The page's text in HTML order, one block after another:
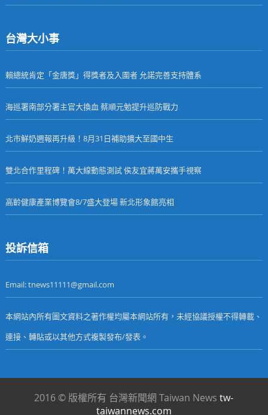
台灣大小事
賴總統肯定「金唐獎」得獎者及入圍者 允諾完善支持體系
海巡署南部分署主官大換血 蔡順元勉提升巡防戰力
北市鮮奶週報再升級！8月31日補助擴大至國中生
雙北合作里程碑！萬大線動態測試 侯友宜蔣萬安攜手視察
高齡健康產業博覽會8/7盛大登場 新北形象館亮相
投訴信箱
Email: tnews11111@gmail.com
本網站內所有圖文資料之著作權均屬本網站所有，未經協議授權不得轉載、
連接、轉貼或以其他方式複製發布/發表。
2016 © 版權所有 台灣新聞網 Taiwan Newstw-
taiwannews.com